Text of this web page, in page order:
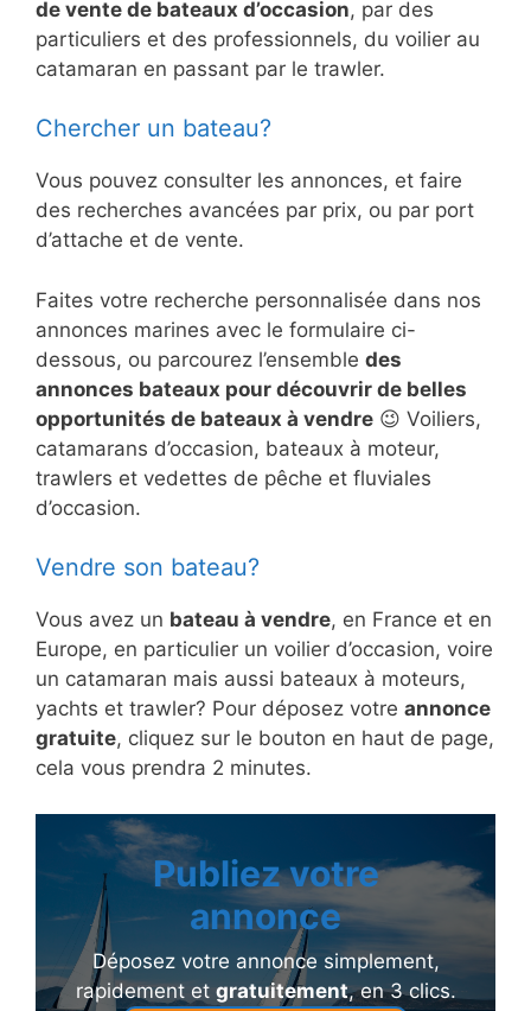
de vente de bateaux d’occasion, par des
particuliers et des professionnels, du voilier au
catamaran en passant par le trawler.
Chercher un bateau?
Vous pouvez consulter les annonces, et faire
des recherches avancées par prix, ou par port
d’attache et de vente.
Faites votre recherche personnalisée dans nos
annonces marines avec le formulaire ci-
dessous, ou parcourez l’ensemble des
annonces bateaux pour découvrir de belles
opportunités de bateaux à vendre 😉 Voiliers,
catamarans d’occasion, bateaux à moteur,
trawlers et vedettes de pêche et fluviales
d’occasion.
Vendre son bateau?
Vous avez un bateau à vendre, en France et en
Europe, en particulier un voilier d’occasion, voire
un catamaran mais aussi bateaux à moteurs,
yachts et trawler? Pour déposez votre annonce
gratuite, cliquez sur le bouton en haut de page,
cela vous prendra 2 minutes.
Publiez votre
annonce
Déposez votre annonce simplement,
rapidement et gratuitement, en 3 clics.